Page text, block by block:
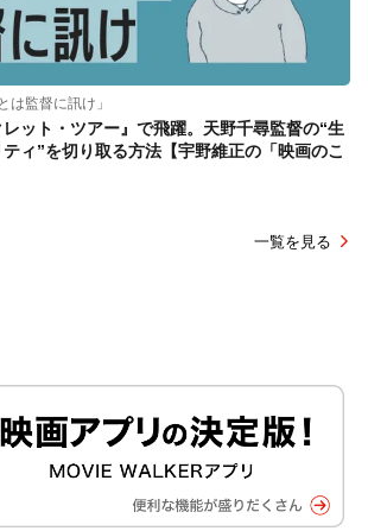
は監督に訊け」
レット・ツアー』で飛躍。天野千尋監督の“生
ィ”を切り取る方法【宇野維正の「映画のこ
一覧を見る